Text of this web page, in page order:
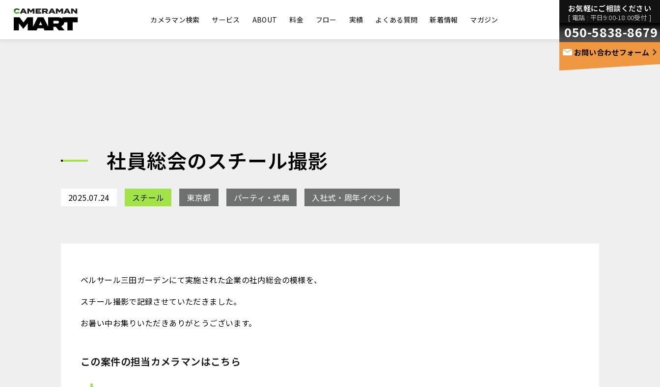
カメラマン検索 サービス ABOUT 料金 フロー 実績 よくある質問 新着情報 マガジン
お気軽にご相談ください
[ 電話 : 平日9:00-18:00受付 ]
050-5838-8679
お問い合わせフォーム
社員総会のスチール撮影
2025.07.24 スチール 東京都 パーティ・式典 入社式・周年イベント
ベルサール三田ガーデンにて実施された企業の社内総会の模様を、
スチール撮影で記録させていただきました。
お暑い中お集りいただきありがとうございます。
この案件の担当カメラマンはこちら